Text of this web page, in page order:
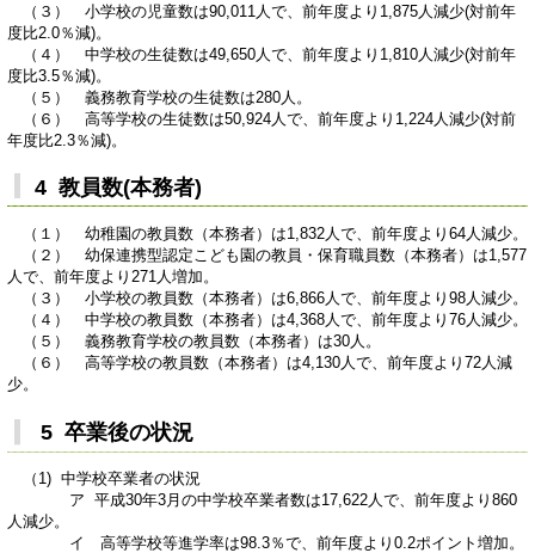
（３） 小学校の児童数は90,011人で、前年度より1,875人減少(対前年
度比2.0％減)。
（４） 中学校の生徒数は49,650人で、前年度より1,810人減少(対前年
度比3.5％減)。
（５） 義務教育学校の生徒数は280人。
（６） 高等学校の生徒数は50,924人で、前年度より1,224人減少(対前
年度比2.3％減)。
4 教員数(本務者)
（１） 幼稚園の教員数（本務者）は1,832人で、前年度より64人減少。
（２） 幼保連携型認定こども園の教員・保育職員数（本務者）は1,577
人で、前年度より271人増加。
（３） 小学校の教員数（本務者）は6,866人で、前年度より98人減少。
（４） 中学校の教員数（本務者）は4,368人で、前年度より76人減少。
（５） 義務教育学校の教員数（本務者）は30人。
（６） 高等学校の教員数（本務者）は4,130人で、前年度より72人減
少。
5 卒業後の状況
（1) 中学校卒業者の状況
ア 平成30年3月の中学校卒業者数は17,622人で、前年度より860
人減少。
イ 高等学校等進学率は98.3％で、前年度より0.2ポイント増加。